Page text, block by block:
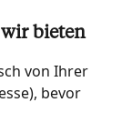
bieten
von Ihrer
bevor